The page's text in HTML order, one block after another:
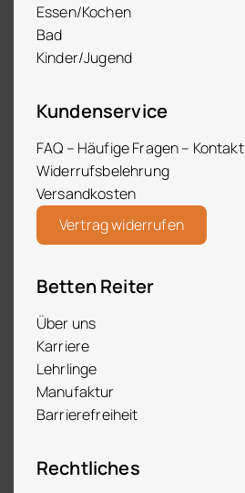
Essen/Kochen
Bad
Kinder/Jugend
Kundenservice
FAQ – Häufige Fragen – Kontakt
Widerrufsbelehrung
Versandkosten
Vertrag widerrufen
Betten Reiter
Über uns
Karriere
Lehrlinge
Manufaktur
Barrierefreiheit
Rechtliches